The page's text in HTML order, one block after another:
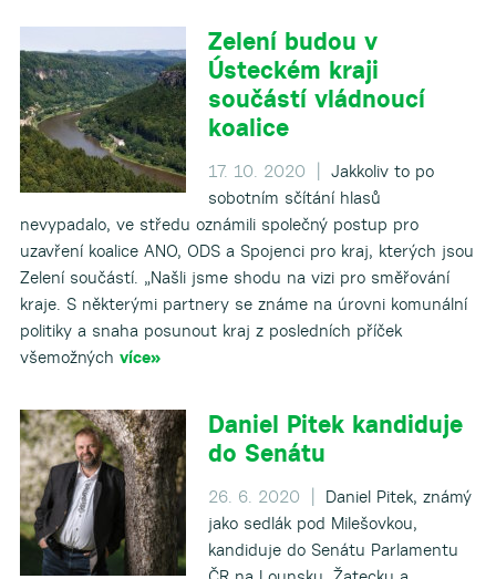
Zelení budou v
Ústeckém kraji
součástí vládnoucí
koalice
17. 10. 2020 |
Jakkoliv to po
sobotním sčítání hlasů
nevypadalo, ve středu oznámili společný postup pro
uzavření koalice ANO, ODS a Spojenci pro kraj, kterých jsou
Zelení součástí. „Našli jsme shodu na vizi pro směřování
kraje. S některými partnery se známe na úrovni komunální
politiky a snaha posunout kraj z posledních příček
všemožných více»
Daniel Pitek kandiduje
do Senátu
26. 6. 2020 |
Daniel Pitek, známý
jako sedlák pod Milešovkou,
kandiduje do Senátu Parlamentu